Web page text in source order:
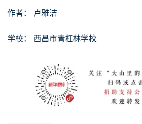
作者： 卢雅洁
学校： 西昌市青杠林学校